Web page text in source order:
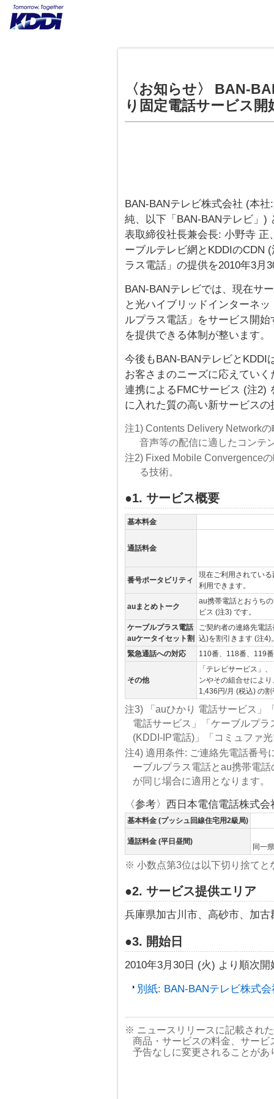
〈お知らせ〉 BAN-
り固定電話サービス開
BAN-BANテレビ株式会社 (本
純、以下「BAN-BANテレビ」)
表取締役社長兼会長: 小野寺 正
ーブルテレビ網とKDDIのCDN
ラス電話」の提供を2010年3月
BAN-BANテレビでは、現在サ
と光ハイブリッドインターネ
ルプラス電話」をサービス開
を提供できる体制が整います。
今後もBAN-BANテレビとKDDI
お客さまのニーズに応えてい
連携によるFMCサービス (注2)
に入れた質の高い新サービス
注1) Contents Delivery Network
音声等の配信に適したコンテ
注2) Fixed Mobile Convergence
る技術。
●1. サービス概要
基本料金
通話料金
番号ポータビリティ
現在ご利用されてい
利用できます。
auまとめトーク
au携帯電話とおうち
ビス (注3) です。
ケーブルプラス電話
auケータイセット割
ご契約者の連絡先電
込)を割引きます (注4)
緊急通話への対応
110番、118番、119
その他
「テレビサービス」
ンやその組合せによ
1,436円/月 (税込) の
注3) 「auひかり 電話サービス」
電話サービス」「ケーブルプ
(KDDI-IP電話)」「コミュファ
注4) 適用条件: ご連絡先電話番号
ーブルプラス電話とau携帯電
が同じ場合に適用となります。
〈参考〉西日本電信電話株式
基本料金 (プッシュ回線住宅用2級局)
通話料金 (平日昼間)
同一
※ 小数点第3位は以下切り捨てと
●2. サービス提供エリア
兵庫県加古川市、高砂市、加
●3. 開始日
2010年3月30日 (火) より順次開
別紙: BAN-BANテレビ株式
※ ニュースリリースに記載され
商品・サービスの料金、サー
予告なしに変更されることが